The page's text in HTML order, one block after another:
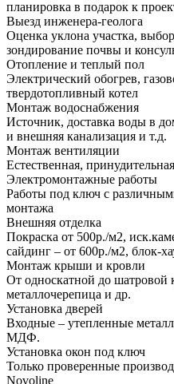
планировка в подарок к
Выезд инженера-геолога
Оценка уклона участка,
зондирование почвы и
Отопление и теплый пол
Электрический обогрев,
твердотопливный котел
Монтаж водоснабжения
Источник, доставка воды в
и внешняя канализация и т.д.
Монтаж вентиляции
Естественная,
Электромонтажные работы
Работы под ключ с
монтажа
Внешняя отделка
Покраска от 500р./м2,
сайдинг – от 600р./м2, блок-
Монтаж крыши и кровли
От односкатной до шатровой
металлочерепица и др.
Установка дверей
Входные – утепленные
МДФ.
Установка окон под ключ
Только проверенные
Novoline